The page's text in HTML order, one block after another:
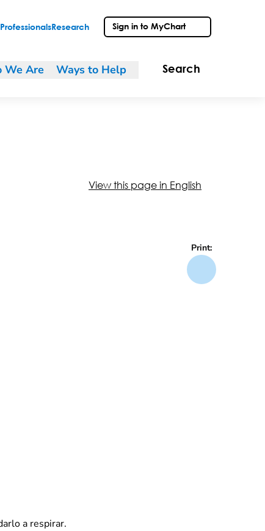
Research Sign in to MyChart
We Are Ways to Help Search
View this page in English
Print:
a respirar.